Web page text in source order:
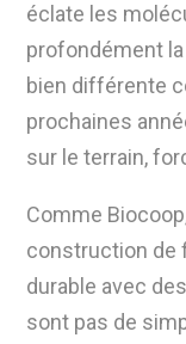
éclate les
profondément
bien différente
prochaines
sur le terrain,
Comme
construction de
durable avec
sont pas de